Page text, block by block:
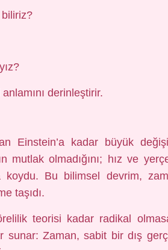
biliriz?
derinleştirir.
Einstein’a kadar büyük
mutlak olmadığını; hız ve
Bu bilimsel devrim,
taşıdı.
teorisi kadar radikal
sunar: Zaman, sabit bir dış